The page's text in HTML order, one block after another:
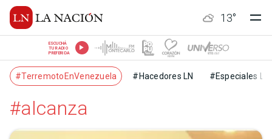
13°
ESCUCHÁ
TU RADIO
PREFERIDA
#TerremotoEnVenezuela #Hacedores LN #Especiales LN
#alcanza